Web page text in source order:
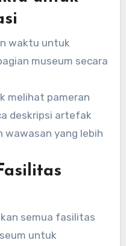
waktu untuk
museum secara
melihat pameran
deskripsi artefak
yang lebih
semua fasilitas
untuk